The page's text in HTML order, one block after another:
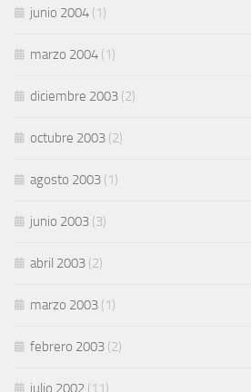
junio 2004 (1)
marzo 2004 (1)
diciembre 2003 (2)
octubre 2003 (2)
agosto 2003 (1)
junio 2003 (3)
abril 2003 (2)
marzo 2003 (1)
febrero 2003 (2)
julio 2002 (11)